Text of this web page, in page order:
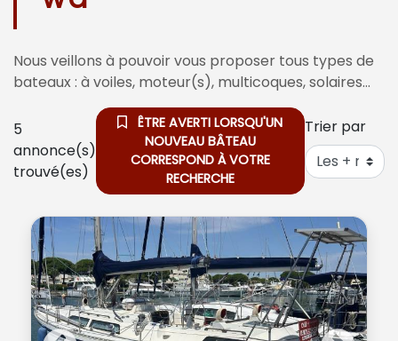
Nous veillons à pouvoir vous proposer tous types de
bateaux : à voiles, moteur(s), multicoques, solaires…
5
annonce(s)
trouvé(es)
ÊTRE AVERTI LORSQU'UN
NOUVEAU BÂTEAU
CORRESPOND À VOTRE
RECHERCHE
Trier par